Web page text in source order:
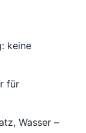
keine
für
Wasser –